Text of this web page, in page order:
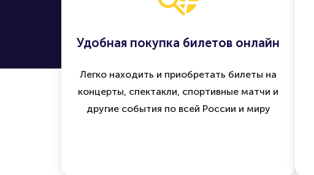
Удобная покупка билетов онлайн
Легко находить и приобретать билеты на
концерты, спектакли, спортивные матчи и
другие события по всей России и миру